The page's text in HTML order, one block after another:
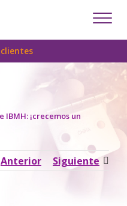
¡crecemos un
Anterior Siguiente